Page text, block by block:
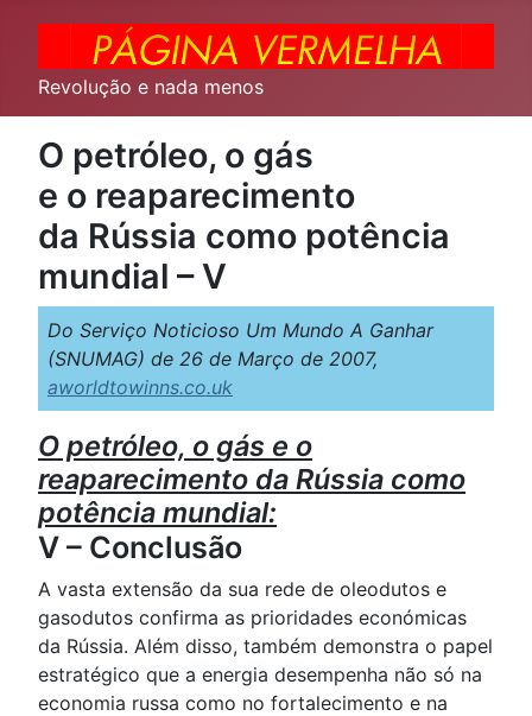
Revolução e nada menos
O petróleo, o gás
e o reaparecimento
da Rússia como potência
mundial – V
Do Serviço Noticioso Um Mundo A Ganhar
(SNUMAG) de 26 de Março de 2007,
aworldtowinns.co.uk
O petróleo, o gás e o
reaparecimento da Rússia como
potência mundial:
V – Conclusão
A vasta extensão da sua rede de oleodutos e
gasodutos confirma as prioridades económicas
da Rússia. Além disso, também demonstra o papel
estratégico que a energia desempenha não só na
economia russa como no fortalecimento e na